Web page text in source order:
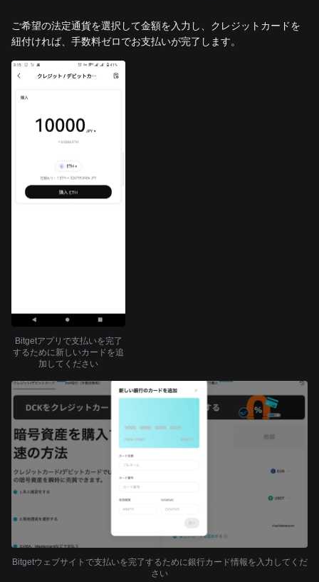
ご希望の法定通貨を選択して金額を入力し、クレジットカードを
紐付ければ、手数料ゼロでお支払いが完了します。
Bitgetアプリで支払いを完了
するために新しいカードを追
加してください
Bitgetウェブサイトで支払いを完了するために銀行カード情報を入力してくだ
さい